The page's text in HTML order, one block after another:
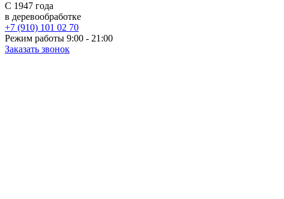
С 1947 года
в деревообработке
+7 (910) 101 02 70
Режим работы 9:00 - 21:00
Заказать звонок